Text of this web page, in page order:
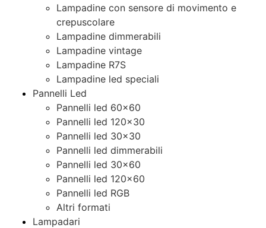
Lampadine con sensore di movimento e
crepuscolare
Lampadine dimmerabili
Lampadine vintage
Lampadine R7S
Lampadine led speciali
Pannelli Led
Pannelli led 60×60
Pannelli led 120×30
Pannelli led 30×30
Pannelli led dimmerabili
Pannelli led 30×60
Pannelli led 120×60
Pannelli led RGB
Altri formati
Lampadari